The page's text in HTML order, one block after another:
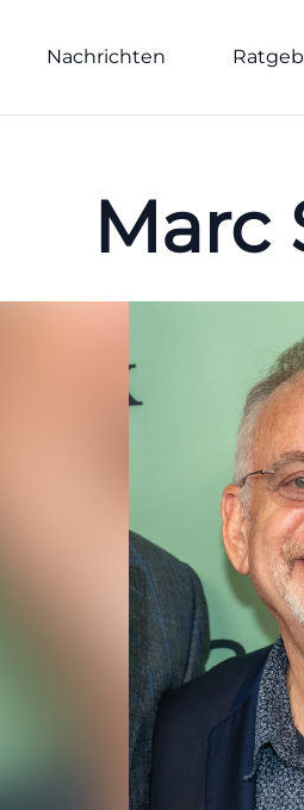
Nachrichten
Marc